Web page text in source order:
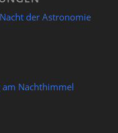
der Astronomie
Nachthimmel